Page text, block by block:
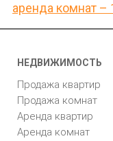
аренда комнат –
НЕДВИЖИМОСТЬ
Продажа квартир
Продажа комнат
Аренда квартир
Аренда комнат